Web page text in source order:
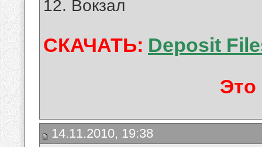
12. Вокзал
СКАЧАТЬ: Deposit
Это
14.11.2010, 19:38